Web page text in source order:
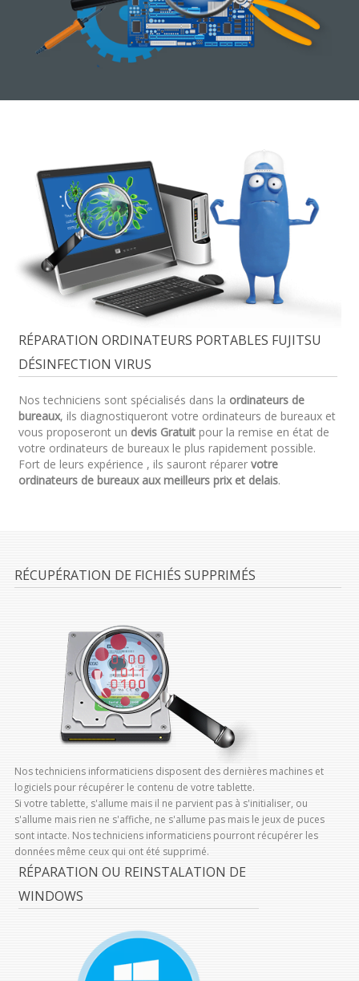
RÉPARATION ORDINATEURS PORTABLES FUJITSU
DÉSINFECTION VIRUS
Nos techniciens sont spécialisés dans la ordinateurs de
bureaux, ils diagnostiqueront votre ordinateurs de bureaux et
vous proposeront un devis Gratuitpour la remise en état de
votre ordinateurs de bureaux le plus rapidement possible.
Fort de leurs expérience , ils sauront réparer votre
ordinateurs de bureaux aux meilleurs prix et delais.
RÉCUPÉRATION DE FICHIÉS SUPPRIMÉS
Nos techniciens informaticiens disposent des dernières machines et
logiciels pour récupérer le contenu de votre tablette.
Si votre tablette, s'allume mais il ne parvient pas à s'initialiser, ou
s'allume mais rien ne s'affiche, ne s'allume pas mais le jeux de puces
sont intacte. Nos techniciens informaticiens pourront récupérer les
données même ceux qui ont été supprimé.
RÉPARATION OU REINSTALATION DE
WINDOWS